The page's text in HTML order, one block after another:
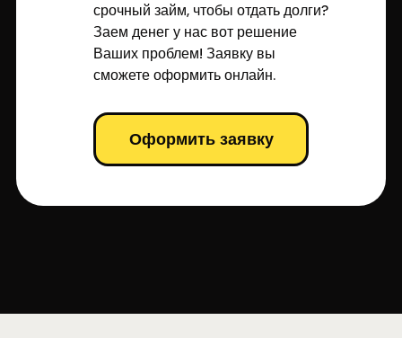
срочный займ, чтобы отдать долги?
Заем денег у нас вот решение
Ваших проблем! Заявку вы
сможете оформить онлайн.
Оформить заявку